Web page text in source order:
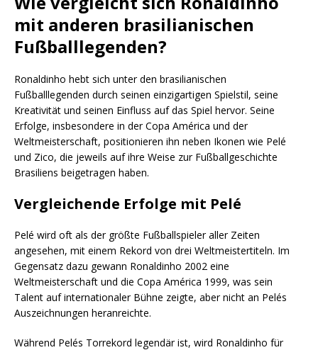
mit anderen brasilianischen
Fußballlegenden?
Ronaldinho hebt sich unter den brasilianischen
Fußballlegenden durch seinen einzigartigen Spielstil, seine
Kreativität und seinen Einfluss auf das Spiel hervor. Seine
Erfolge, insbesondere in der Copa América und der
Weltmeisterschaft, positionieren ihn neben Ikonen wie Pelé
und Zico, die jeweils auf ihre Weise zur Fußballgeschichte
Brasiliens beigetragen haben.
Vergleichende Erfolge mit Pelé
Pelé wird oft als der größte Fußballspieler aller Zeiten
angesehen, mit einem Rekord von drei Weltmeistertiteln. Im
Gegensatz dazu gewann Ronaldinho 2002 eine
Weltmeisterschaft und die Copa América 1999, was sein
Talent auf internationaler Bühne zeigte, aber nicht an Pelés
Auszeichnungen heranreichte.
Während Pelés Torrekord legendär ist, wird Ronaldinho für